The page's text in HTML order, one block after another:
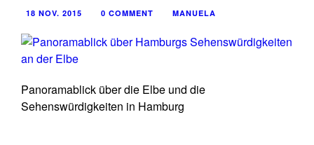
18 NOV. 2015 0 COMMENT MANUELA
Panoramablick über die Elbe und die
Sehenswürdigkeiten in Hamburg